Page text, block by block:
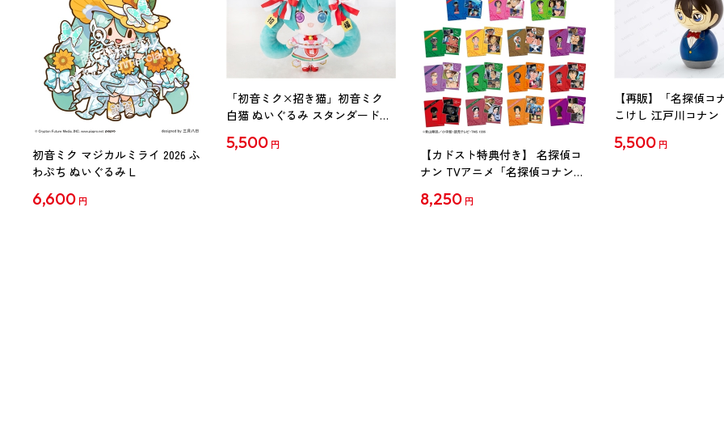
初音ミク マジカルミライ 2026 ふ
わぷち ぬいぐるみ L
6,600 円
「初音ミク×招き猫」初音ミク
白猫 ぬいぐるみ スタンダード
5,500 円
【カドスト特典付き】 名探偵コ
ナン TVアニメ「名探偵コナン」
【1BOX】
8,250 円
【再販】「名探偵コ
こけし 江戸川コナン
5,500 円